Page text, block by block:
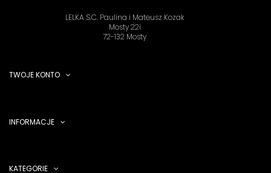
LELKA S.C. Paulina i Mateusz Kozak
Mosty 22i
72-132 Mosty
TWOJE KONTO
INFORMACJE
KATEGORIE